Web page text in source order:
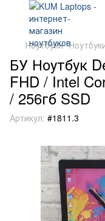
Ноутбуки
БУ Ноутбук
FHD / Intel
/ 256гб SSD
Артикул: #1811.3